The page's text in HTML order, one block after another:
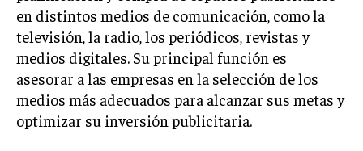
MARKETING DIGITAL
PUBLICIDAD
VENTAS Y PERSUASIÓN
GESTIÓN DE PRODUCTOS
en distintos medios de comunicación, como la
televisión, la radio, los periódicos, revistas y
medios digitales. Su principal función es
asesorar a las empresas en la selección de los
medios más adecuados para alcanzar sus metas y
optimizar su inversión publicitaria.